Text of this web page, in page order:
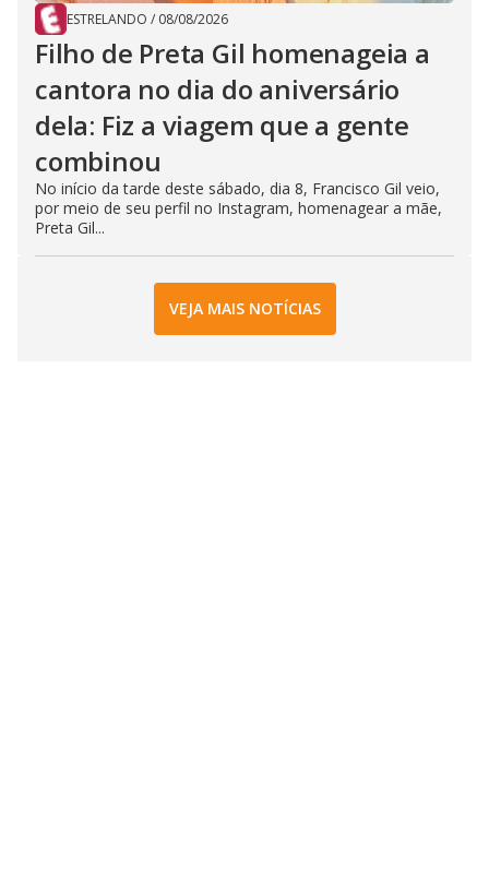
ESTRELANDO / 08/08/2026
Filho de Preta Gil homenageia a
cantora no dia do aniversário
dela: Fiz a viagem que a gente
combinou
No início da tarde deste sábado, dia 8, Francisco Gil veio,
por meio de seu perfil no Instagram, homenagear a mãe,
Preta Gil...
VEJA MAIS NOTÍCIAS